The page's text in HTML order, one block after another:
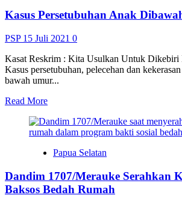
Masjid
Kasus Persetubuhan Anak
PSP 15 Juli 2021 0
Kasat Reskrim : Kita Usulkan Untuk Dikebiri
Kasus persetubuhan, pelecehan dan
bawah umur...
Read MoreRead
about
Kasus
Anak
Umur
Tinggi
Papua Selatan
Dandim 1707/Merauke Serahkan
Baksos Bedah Rumah